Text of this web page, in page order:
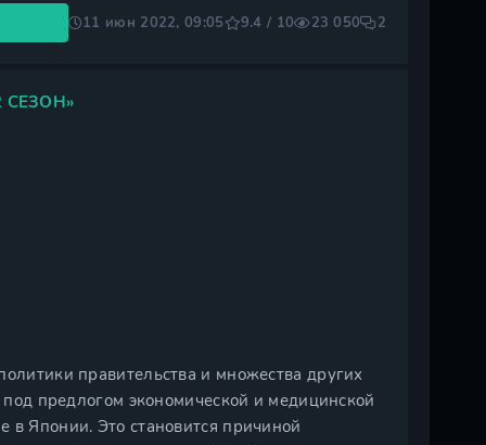
11 июн 2022, 09:05 9.4 / 10 23 050 2
правительства и множества других
предлогом экономической и медицинской
в Японии. Это становится причиной